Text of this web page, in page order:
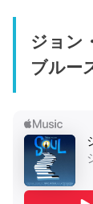
ジョン
ブルー